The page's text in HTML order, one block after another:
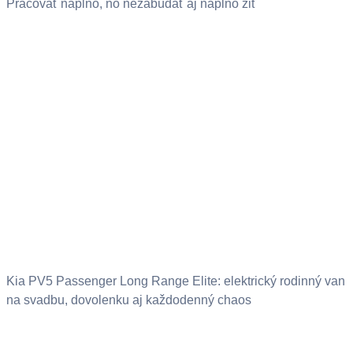
Pracovať naplno, no nezabúdať aj naplno žiť
Kia PV5 Passenger Long Range Elite: elektrický rodinný van
na svadbu, dovolenku aj každodenný chaos